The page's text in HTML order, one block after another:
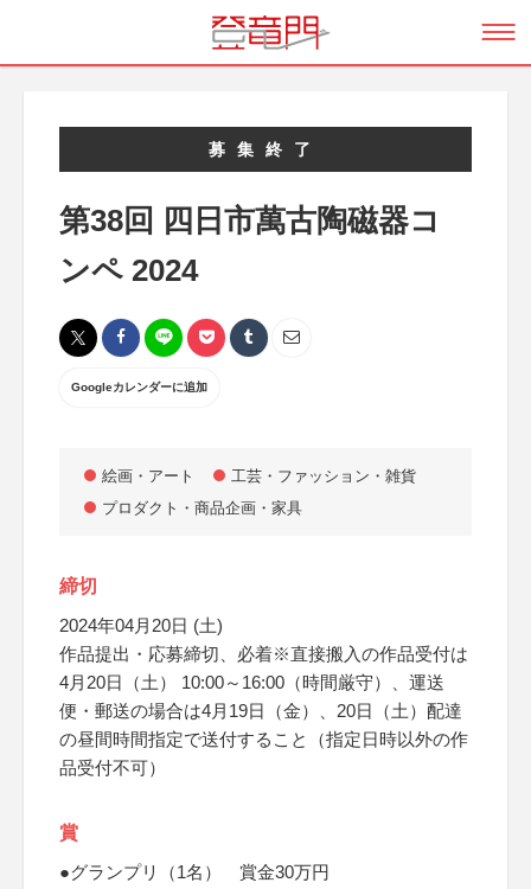
募集終了
第38回 四日市萬古陶磁器コ
ンペ 2024
Googleカレンダーに追加
絵画・アート
工芸・ファッション・雑貨
プロダクト・商品企画・家具
締切
2024年04月20日 (土)
作品提出・応募締切、必着※直接搬入の作品受付は
4月20日（土） 10:00～16:00（時間厳守）、運送
便・郵送の場合は4月19日（金）、20日（土）配達
の昼間時間指定で送付すること（指定日時以外の作
品受付不可）
賞
●グランプリ（1名） 賞金30万円